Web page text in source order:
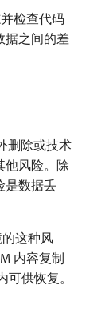
检查代码
据之间的差
删除或技术
他风险。除
是数据丢
的这种风
内容复制
供恢复。